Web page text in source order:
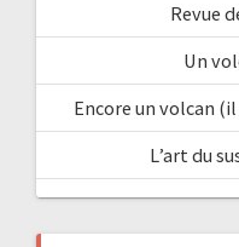
Revue
Un
Encore un volcan
L’art du